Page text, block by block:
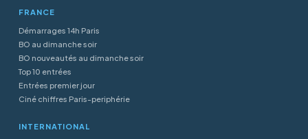
FRANCE
Démarrages 14h Paris
BO au dimanche soir
BO nouveautés au dimanche soir
Top 10 entrées
Entrées premier jour
Ciné chiffres Paris-periphérie
INTERNATIONAL